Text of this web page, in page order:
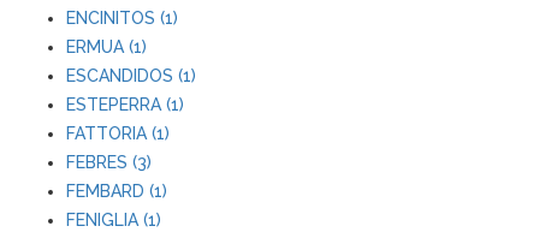
ENCINITOS (1)
ERMUA (1)
ESCANDIDOS (1)
ESTEPERRA (1)
FATTORIA (1)
FEBRES (3)
FEMBARD (1)
FENIGLIA (1)